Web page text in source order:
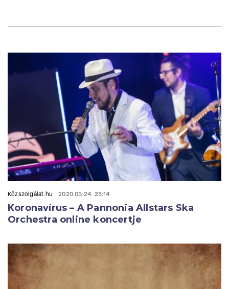
Közszolgálat.hu 2020.05.24. 23:14
Koronavírus – A Pannonia Allstars Ska
Orchestra online koncertje